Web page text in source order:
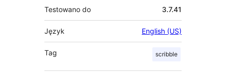
Testowano do 3.7.41
Język English (US)
Tag scribble